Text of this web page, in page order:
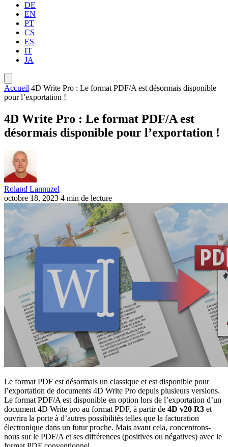
DE
EN
PT
CS
ES
IT
JA
Accueil 4D Write Pro : Le format PDF/A est désormais disponible
pour l’exportation !
4D Write Pro : Le format PDF/A est
désormais disponible pour l’exportation !
Roland Lannuzel
octobre 18, 2023 4 min de lecture
Le format PDF est désormais un classique et est disponible pour
l’exportation de documents 4D Write Pro depuis plusieurs versions.
Le format PDF/A est disponible en option lors de l’exportation d’un
document 4D Write pro au format PDF, à partir de 4D v20 R3 et
ouvrira la porte à d’autres possibilités telles que la facturation
électronique dans un futur proche. Mais avant cela, concentrons-
nous sur le PDF/A et ses différences (positives ou négatives) avec le